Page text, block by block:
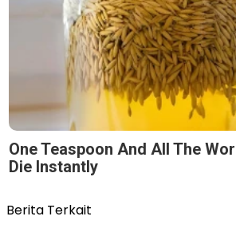
One Teaspoon And All The
Die Instantly
Berita Terkait